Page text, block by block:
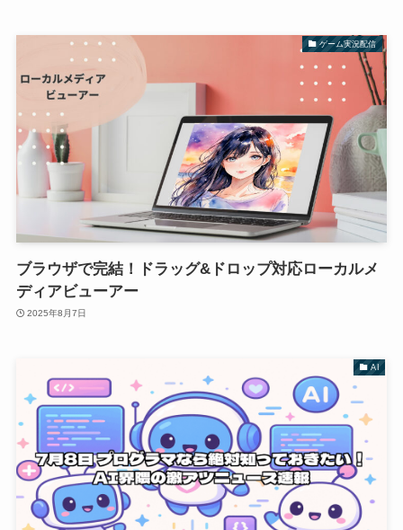
ゲーム実況配信
ブラウザで完結！ドラッグ&ドロップ対応ローカルメ
ディアビューアー
2025年8月7日
AI